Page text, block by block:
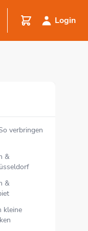
Login
verbringen
&
&
kleine